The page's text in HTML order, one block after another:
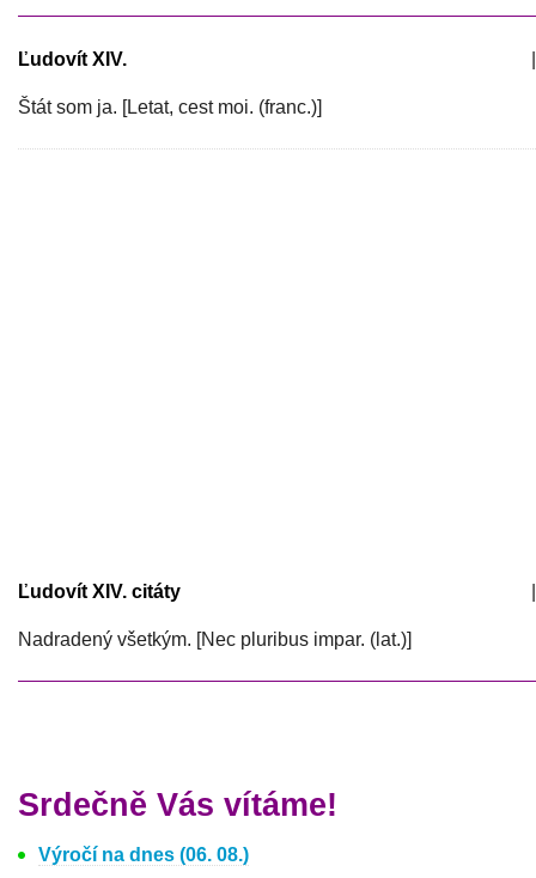
Ľudovít XIV.
Štát som ja. [Letat, cest moi. (franc.)]
Ľudovít XIV. citáty
Nadradený všetkým. [Nec pluribus impar. (lat.)]
Srdečně Vás vítáme!
Výročí na dnes (06. 08.)